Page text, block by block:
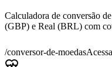
Calculadora de conversão
(GBP) e Real (BRL) com
/conversor-de-moedas